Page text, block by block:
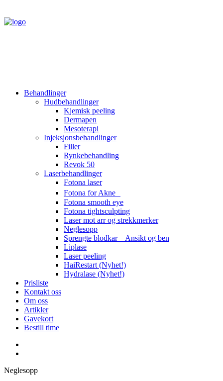
Behandlinger
Hudbehandlinger
Kjemisk peeling
Dermapen
Mesoterapi
Injeksjonsbehandlinger
Filler
Rynkebehandling
Revok 50
Laserbehandlinger
Fotona laser
Fotona for Akne
Fotona smooth eye
Fotona tightsculpting
Laser mot arr og strekkmerker
Neglesopp
Sprengte blodkar – Ansikt og ben
Liplase
Laser peeling
HaiRestart (Nyhet!)
Hydralase (Nyhet!)
Prisliste
Kontakt oss
Om oss
Artikler
Gavekort
Bestill time
Neglesopp